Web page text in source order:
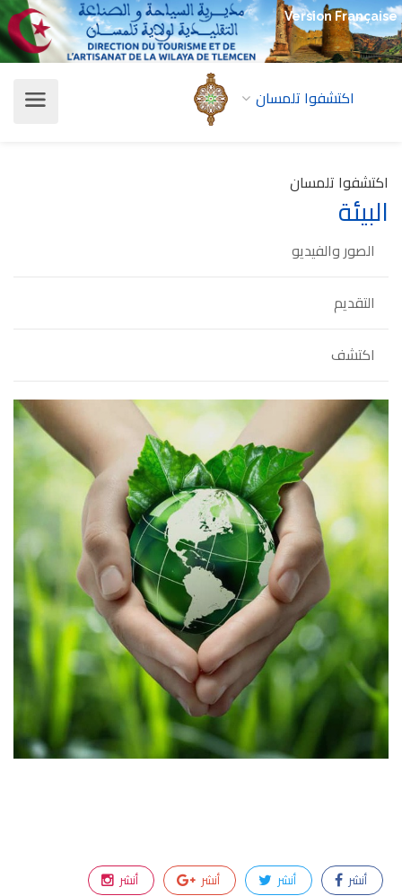
Version Française
اكتشفوا تلمسان
اكتشفوا تلمسان
البيئة
الصور والفيديو
التقديم
اكتشف
أنشر أنشر أنشر
أنشر